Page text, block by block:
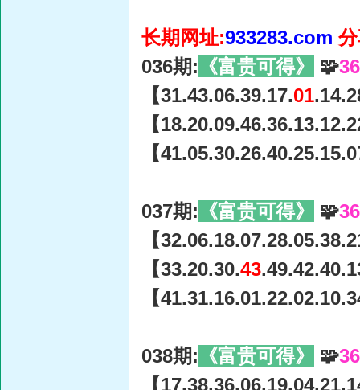
长期网址:933283.com
036期: 《富贵可得》 🧩
【31.43.06.39.17.01
【
【
037期: 《富贵可得》 🧩
【
【33.20.30.43
【
038期: 《富贵可得》 🧩
【